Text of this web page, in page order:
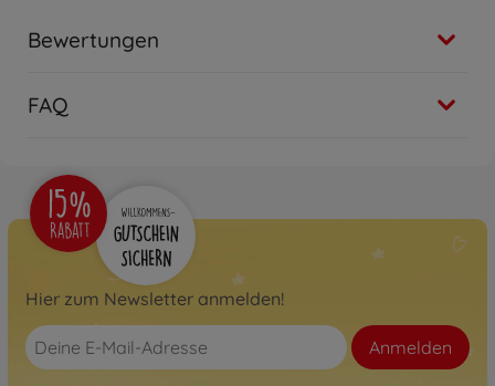
Bewertungen
FAQ
Hier zum Newsletter anmelden!
Anmelden